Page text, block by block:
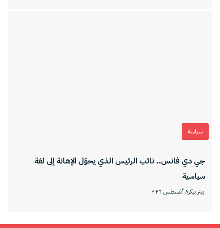
سياسة
جي دي فانس.. نائب الرئيس الذي يحوّل الإهانة إلى لغة
سياسية
بيتر بيكر٨ أغسطس ٢٠٢٦